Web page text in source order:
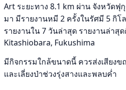
Art ระยะทาง 8.1 km ผ่าน จังหวัดฟุ
มา มีรายงานหมี 2 ครั้งในรัศมี 5 กิโ
รายงานใน 7 วันล่าสุด รายงานล่าสุ
Kitashiobara, Fukushima
มีกิจกรรมใกล้ขนาดนี้ ควรส่งเสียง
และเลี่ยงป่าช่วงรุ่งสางและพลบค่ำ